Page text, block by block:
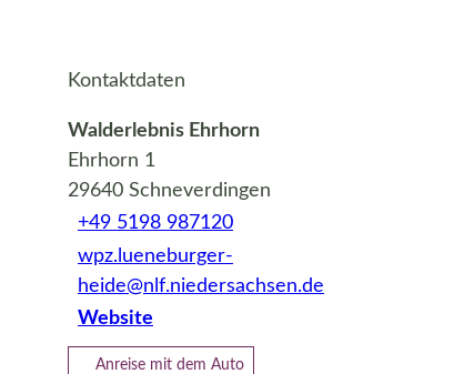
Kontaktdaten
Walderlebnis Ehrhorn
Ehrhorn 1
29640 Schneverdingen
+49 5198 987120
wpz.lueneburger-
heide@nlf.niedersachsen.de
Website
Anreise mit dem Auto